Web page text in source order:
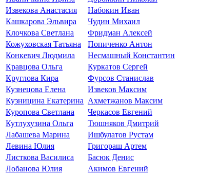
Извекова Анастасия
Набокин Иван
Кашкарова Эльвира
Чудин Михаил
Клочкова Светлана
Фридман Алексей
Кожуховская Татьяна
Попиченко Антон
Конкевич Людмила
Несмашный Константин
Кравцова Ольга
Куркатов Сергей
Круглова Кира
Фурсов Станислав
Кузнецова Елена
Извеков Максим
Кузницина Екатерина Ахметжанов Максим
Куропова Светлана
Черкасов Евгений
Кутлухузина Ольга
Тюшняков Дмитрий
Лабашева Марина
Ишбулатов Рустам
Левина Юлия
Григораш Артем
Листкова Василиса
Басюк Денис
Лобанова Юлия
Акимов Евгений